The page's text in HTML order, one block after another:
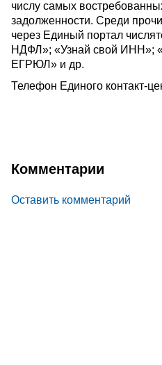
числу самых
задолженности. Среди
через Единый портал
НДФЛ»; «Узнай свой ИНН»;
ЕГРЮЛ» и др.
Телефон Единого контакт-
Комментарии
Оставить комментарий